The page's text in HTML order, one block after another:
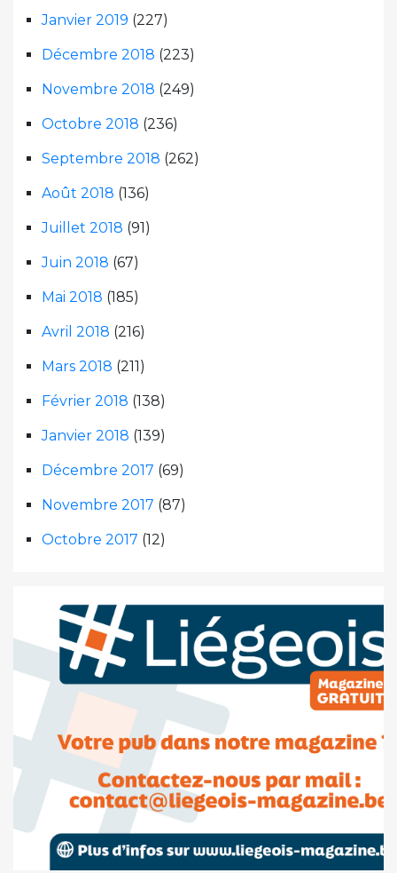
Janvier 2019 (227)
Décembre 2018 (223)
Novembre 2018 (249)
Octobre 2018 (236)
Septembre 2018 (262)
Août 2018 (136)
Juillet 2018 (91)
Juin 2018 (67)
Mai 2018 (185)
Avril 2018 (216)
Mars 2018 (211)
Février 2018 (138)
Janvier 2018 (139)
Décembre 2017 (69)
Novembre 2017 (87)
Octobre 2017 (12)